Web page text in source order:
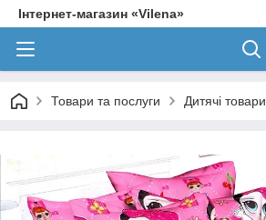
Інтернет-магазин «Vilena»
Товари та послуги Дитячі товари